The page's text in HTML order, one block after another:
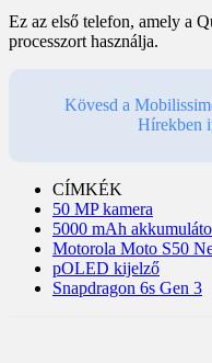
Ez az első telefon, amely a
processzort használja.
Kövesd a
Hírekben
CÍMKÉK
50 MP kamera
5000 mAh
Motorola Moto S50
pOLED kijelző
Snapdragon 6s Gen 3